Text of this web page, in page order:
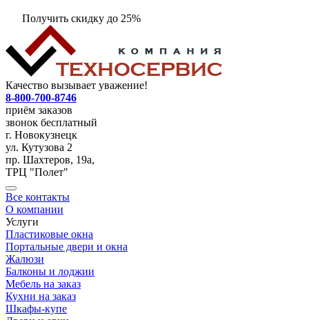
Получить скидку до 25%
Качество вызывает уважение!
8-800-700-8746
приём заказов
звонок бесплатный
г. Новокузнецк
ул. Кутузова 2
пр. Шахтеров, 19а,
ТРЦ "Полет"
Все контакты
О компании
Услуги
Пластиковые окна
Портальные двери и окна
Жалюзи
Балконы и лоджии
Мебель на заказ
Кухни на заказ
Шкафы-купе